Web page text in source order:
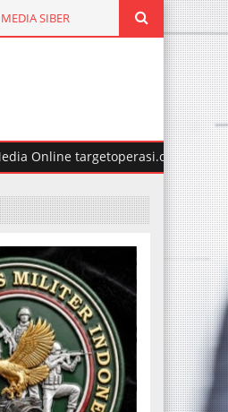
SIBER
targetoperasi.com Mengabarkan